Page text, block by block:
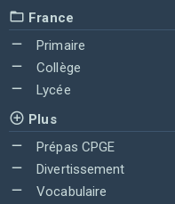
France
Primaire
Collège
Lycée
Plus
Prépas CPGE
Divertissement
Vocabulaire